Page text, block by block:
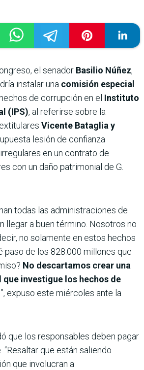
el senador Basilio Núñez,
instalar una comisión especial
de corrupción en el Instituto
(IPS), al referirse sobre la
Vicente Bataglia y
lesión de confianza
en un contrato de
con un daño patrimonial de G.
todas las administraciones de
llegar a buen término. Nosotros no
no solamente en estos hechos
paso de los 828.000 millones que
No descartamos crear una
investigue los hechos de
”, expuso este miércoles ante la
que los responsables deben pagar
que están saliendo
que involucran a